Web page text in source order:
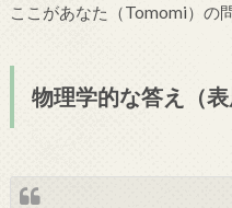
ここがあなた（Tomomi）の
物理学的な答え（表